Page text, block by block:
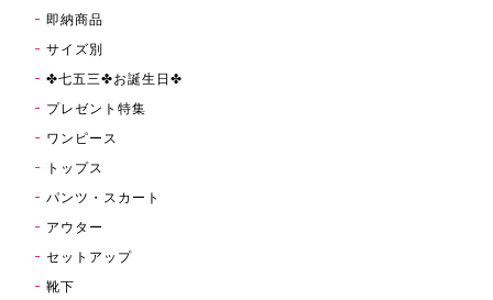
即納商品
サイズ別
✤七五三✤お誕生日✤
プレゼント特集
ワンピース
トップス
パンツ・スカート
アウター
セットアップ
靴下